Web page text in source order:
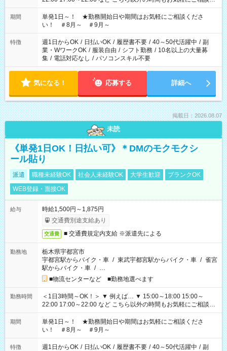
ださい！
期間
単発1日～！ ★勤務開始日や期間はお気軽にご相談くださ
い！ ＃8月～ ＃9月～
特徴 週1日からOK / 日払いOK / 履歴書不要 / 40～50代活躍中 / 副
業・WワークOK / 服装自由 / シフト勤務 / 10名以上の大量募
集 / 電話対応なし / パソコンスキル不要
気になる！ 応募する 詳細へ
掲載日：2026.08.07
未読
《単発1日OK！日払い可》＊DMのモクモクシ
ール貼り
派遣 職種未経験OK 社会人未経験OK 大学生歓迎
ブランクOK
WEB登録・面接OK
給与
時給1,500円～1,875円
交通費別途支給あり
交通費 ■ 交通費規定内支給 ※派遣先による
勤務地
栃木県宇都宮市
宇都宮駅からバイク・車 / 東武宇都宮駅からバイク・車 / 雀宮
駅からバイク・車 / …
■物流センターなど ■勤務地選べます
勤務時間
＜1日3時間～OK！＞ ▼ 例えば… ▼ 15:00～18:00 15:00～
22:00 17:00～22:00 など こちら以外の時間もお気軽にご相談く
ださい！
期間
単発1日～！ ★勤務開始日や期間はお気軽にご相談くださ
い！ ＃8月～ ＃9月～
特徴 週1日からOK / 日払いOK / 履歴書不要 / 40～50代活躍中 / 副